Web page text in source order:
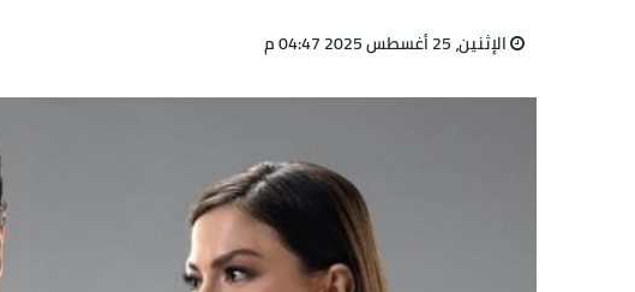
الإثنين، 25 أغسطس 2025 04:47 م